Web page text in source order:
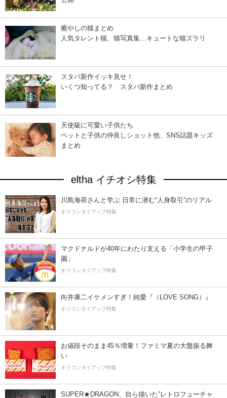
癒やしの猫まとめ
人気タレント猫、猫写真集…キュートな猫ズラリ
スタバ新作イッキ見せ！
いくつ知ってる？ スタバ新作まとめ
天使級に可愛い子供たち
ペットと子供の仲良しショット他、SNS話題キッズ
まとめ
eltha イチオシ特集
川島海荷さんと学ぶ 日常に潜む“人身取引”のリアル
オリコンタイアップ特集
マクドナルドが40年にわたり支える「小学生の甲子
園」
オリコンタイアップ特集
向井康二イケメンすぎ！純愛『（LOVE SONG）』
オリコンタイアップ特集
お値段そのまま45％増量！ファミマ夏の大盤振る舞
い
オリコンタイアップ特集
SUPER★DRAGON、自ら描いた”レトロフューチャ